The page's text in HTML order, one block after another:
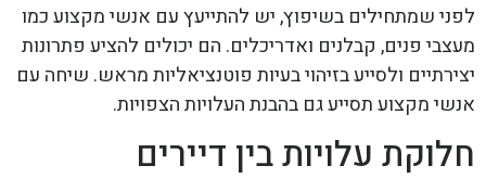
לפני שמתחילים בשיפוץ, יש להתייעץ עם אנשי מקצוע כמו
מעצבי פנים, קבלנים ואדריכלים. הם יכולים להציע פתרונות
יצירתיים ולסייע בזיהוי בעיות פוטנציאליות מראש. שיחה עם
אנשי מקצוע תסייע גם בהבנת העלויות הצפויות.
חלוקת עלויות בין דיירים